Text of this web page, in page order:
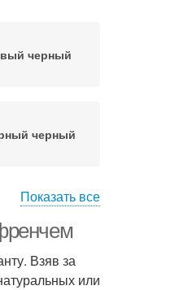
черный
черный
Показать все
Взяв за
или